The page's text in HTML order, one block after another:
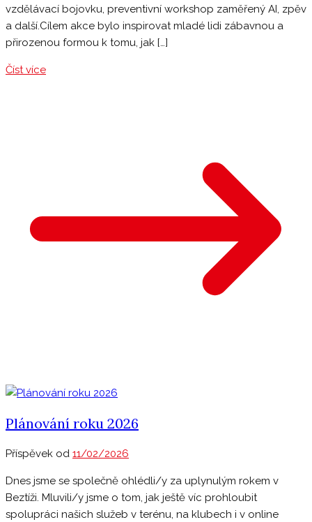
vzdělávací bojovku, preventivní workshop zaměřený AI, zpěv
a další.Cílem akce bylo inspirovat mladé lidi zábavnou a
přirozenou formou k tomu, jak […]
Číst více
Plánování roku 2026
Příspěvek od 11/02/2026
Dnes jsme se společně ohlédli/y za uplynulým rokem v
Beztíži. Mluvili/y jsme o tom, jak ještě víc prohloubit
spolupráci našich služeb v terénu, na klubech i v online